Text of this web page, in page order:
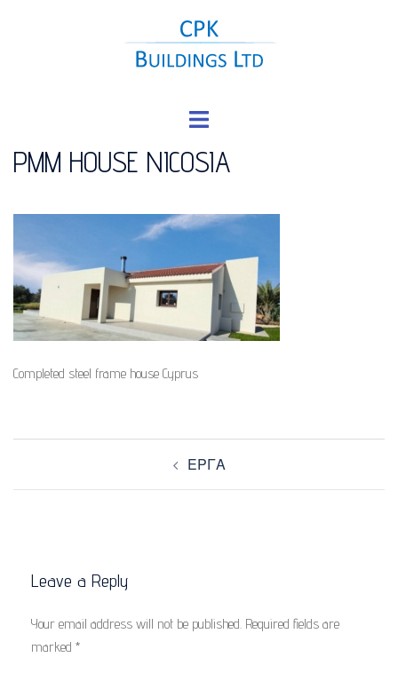
Toggle
PMM HOUSE NICOSIA
Completed steel frame house Cyprus
ΕΡΓΑ
Leave a Reply
Your email address will not be published. Required fields are
marked *